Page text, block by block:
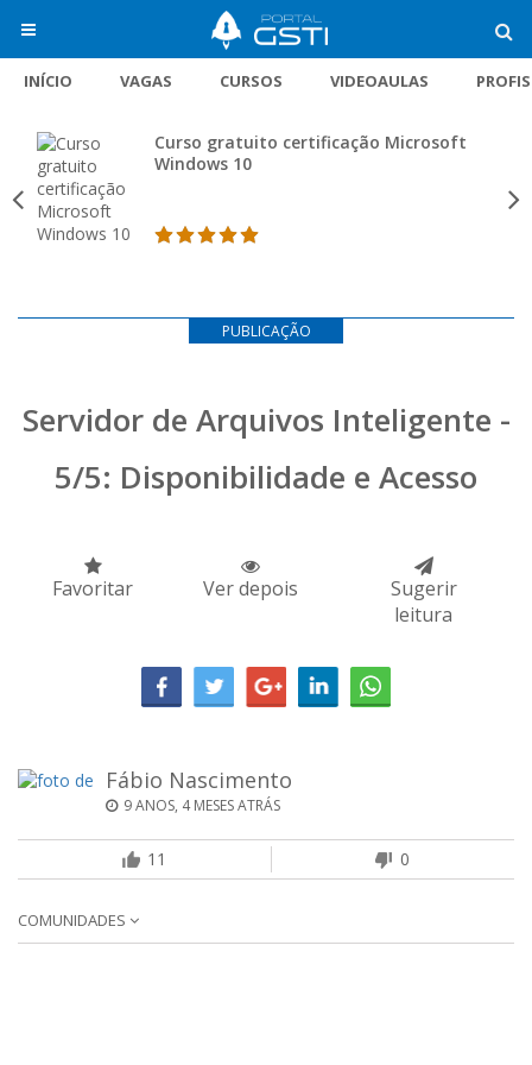
INÍCIO VAGAS CURSOS VIDEOAULAS
Curso gratuito certificação Microsoft
Windows 10
PUBLICAÇÃO
Servidor de Arquivos Inteligente -
5/5: Disponibilidade e Acesso
Favoritar Ver depois
Sugerir
leitura
Fábio Nascimento
9 ANOS, 4 MESES ATRÁS
11 0
COMUNIDADES